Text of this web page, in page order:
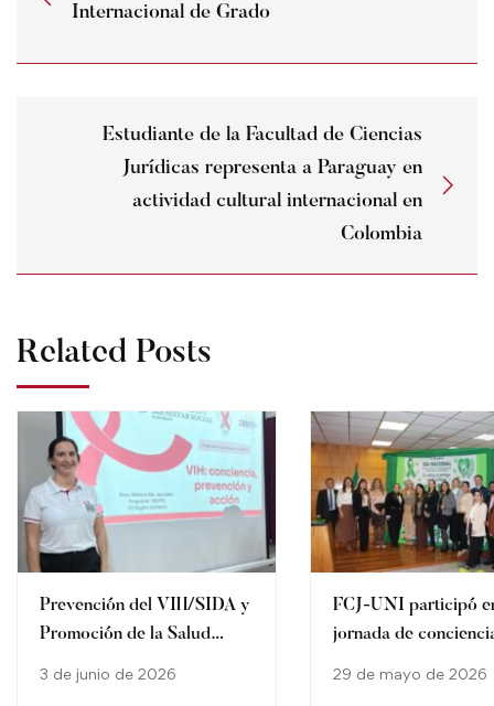
Internacional de Grado
Estudiante de la Facultad de Ciencias
Jurídicas representa a Paraguay en
actividad cultural internacional en
Colombia
Related Posts
Prevención del VIH/SIDA y
Promoción de la Salud
3 de junio de 2026
FCJ-UNI participó
jornada de
29 de mayo de 2026